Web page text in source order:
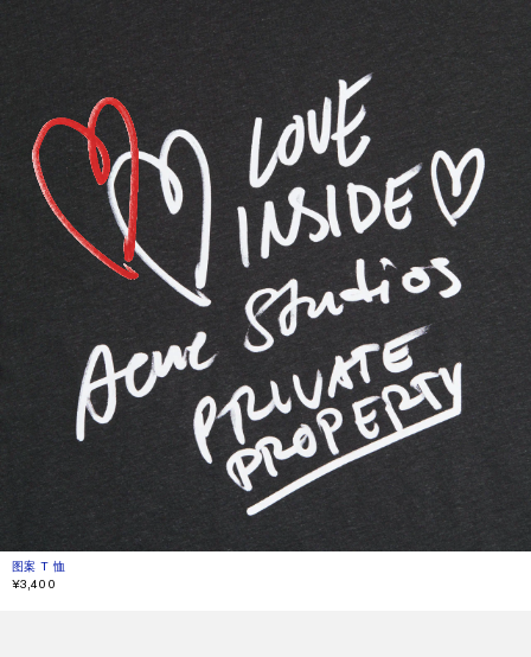
图案 T 恤
当前颜色： 黑色
價格：¥3,400。
¥3,400